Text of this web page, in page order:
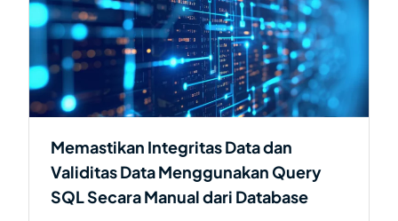
Memastikan Integritas Data dan
Validitas Data Menggunakan Query
SQL Secara Manual dari Database